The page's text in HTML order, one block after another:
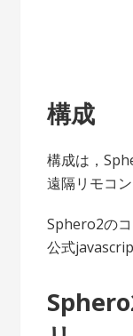
構成
構成は，
遠隔リモコ
Sphero2の
公式